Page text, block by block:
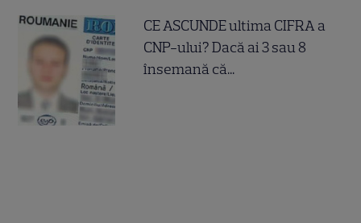
CE ASCUNDE ultima CIFRA a
CNP-ului? Dacă ai 3 sau 8
însemană că...